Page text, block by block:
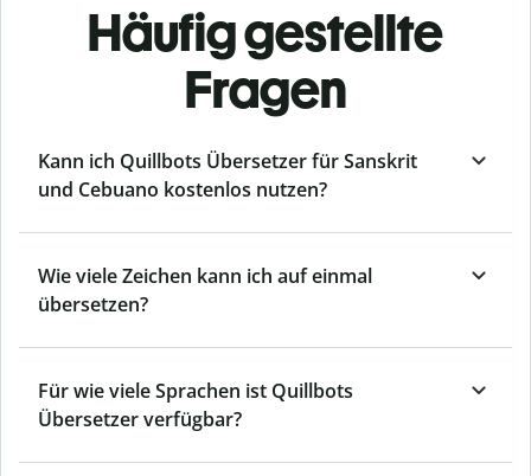
Häufig gestellte
Fragen
Kann ich Quillbots Übersetzer für Sanskrit
und Cebuano kostenlos nutzen?
Wie viele Zeichen kann ich auf einmal
übersetzen?
Für wie viele Sprachen ist Quillbots
Übersetzer verfügbar?